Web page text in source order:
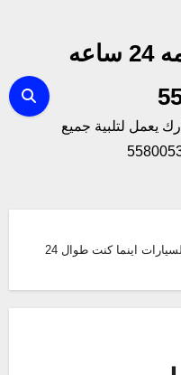
ونش لا تحاتي خدمه 24 ساعه
يعمل لتلبية جميع
ونش جابر العلي لسحب جميع انواع السيارات اينما كنت طوال 24